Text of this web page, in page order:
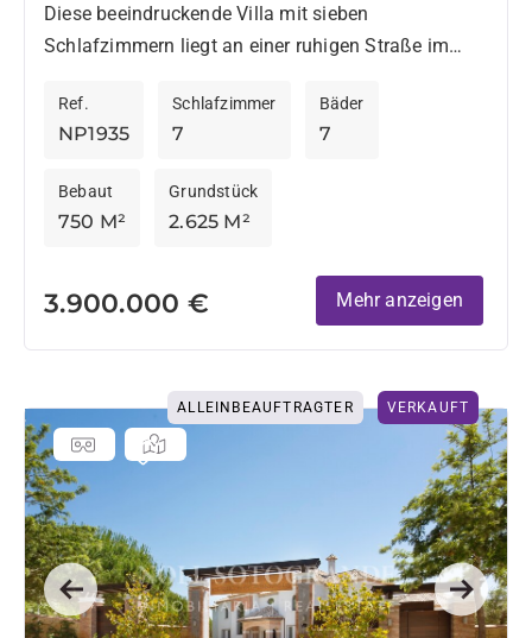
Diese beeindruckende Villa mit sieben
Schlafzimmern liegt an einer ruhigen Straße im
Balance zwischen Privatsphäre, Geräumigkeit und...
NP1935
Ref.
7
Schlafzimmer
7
Bäder
750 M²
Bebaut
2.625 M²
Grundstück
3.900.000 € Mehr anzeigen
Previous Next
ALLEINBEAUFTRAGTER VERKAUFT